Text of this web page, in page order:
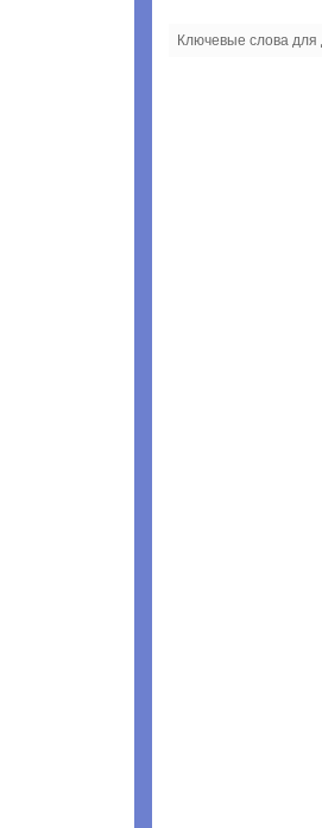
Ключевые слова для